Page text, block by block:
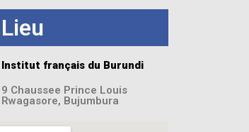
Lieu
Institut français du Burundi
9 Chaussee Prince Louis
Rwagasore, Bujumbura